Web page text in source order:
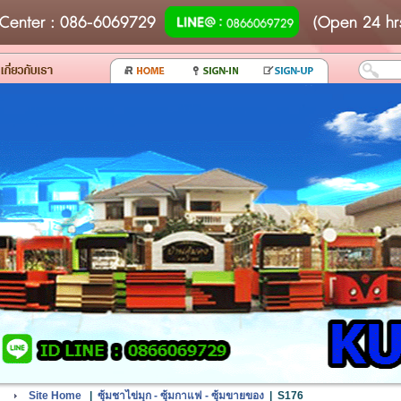
: 086-6069729 (Open 24
Site Home ซุ้มชาไข่มุก - ซุ้มกาแฟ - ซุ้มขายของ S176